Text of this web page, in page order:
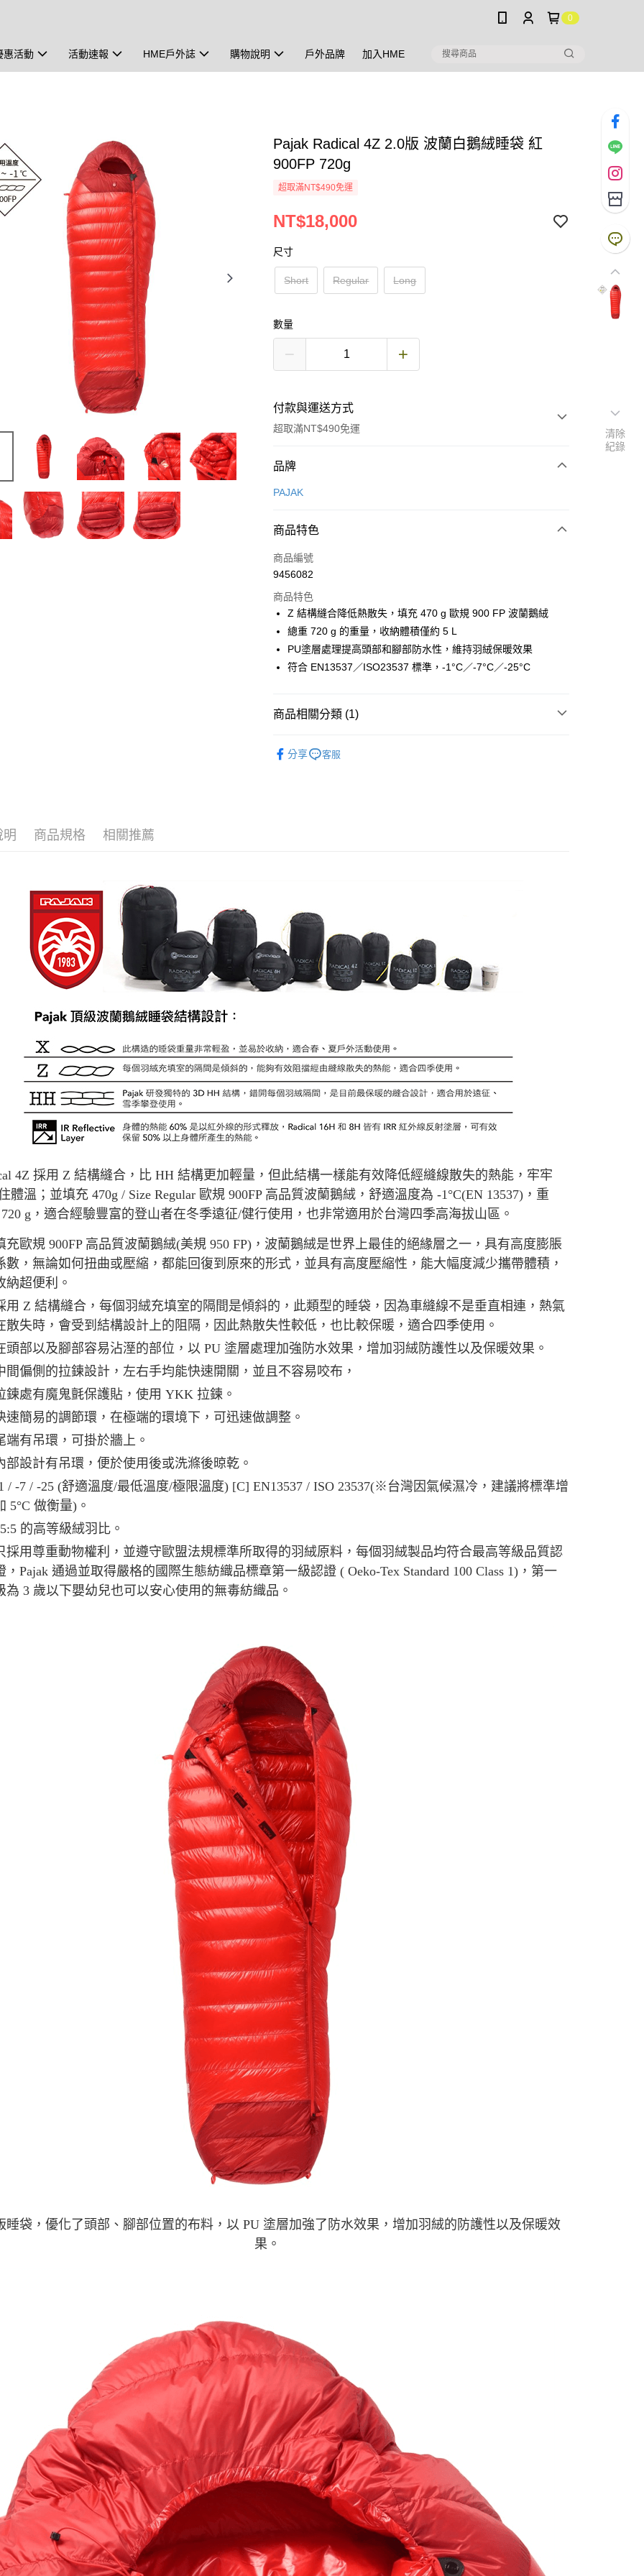
0
惠活動 活動速報 HME戶外誌 購物說明 戶外品牌 加入HME
Pajak Radical 4Z 2.0版 波蘭白鵝絨睡袋 紅
900FP 720g
超取滿NT$490免運
NT$18,000
尺寸
Short Regular Long
數量
付款與運送方式
超取滿NT$490免運
付款方式
信用卡一次付款
合作金庫商業銀行
華南商業銀行
上海商業儲蓄銀行
國泰世華商業銀行
兆豐國際商業銀行
臺灣中小企業銀行
台中商業銀行
匯豐（台灣）商業銀行
聯邦商業銀行
遠東國際商業銀行
元大商業銀行
永豐商業銀行
台灣樂天信用卡公司
超商取貨付款
LINE Pay
Apple Pay
ATM付款
全家取貨付款
每筆NT$80，滿NT$490(含以上)免運費
離島宅配
每筆NT$80，滿NT$490(含以上)免運費
品牌
PAJAK
商品特色
商品編號
9456082
商品特色
Z 結構縫合降低熱散失，填充 470 g 歐規 900 FP 波蘭鵝絨
總重 720 g 的重量，收納體積僅約 5 L
PU塗層處理提高頭部和腳部防水性，維持羽絨保暖效果
符合 EN13537／ISO23537 標準，-1°C／-7°C／-25°C
商品相關分類 (1)
分享
客服
明 商品規格 相關推薦
4Z 採用 Z 結構縫合，比 HH 結構更加輕量，但此結構一樣能有效降低經縫線散失的熱能，牢牢
體溫；並填充 470g / Size Regular 歐規 900FP 高品質波蘭鵝絨，舒適溫度為 -1°C(EN 13537)，重
g，適合經驗豐富的登山者在冬季遠征/健行使用，也非常適用於台灣四季高海拔山區。
充歐規 900FP 高品質波蘭鵝絨(美規 950 FP)，波蘭鵝絨是世界上最佳的絕緣層之一，具有高度膨脹
數，無論如何扭曲或壓縮，都能回復到原來的形式，並具有高度壓縮性，能大幅度減少攜帶體積，
納超便利。
用 Z 結構縫合，每個羽絨充填室的隔間是傾斜的，此類型的睡袋，因為車縫線不是垂直相連，熱氣
散失時，會受到結構設計上的阻隔，因此熱散失性較低，也比較保暖，適合四季使用。
頭部以及腳部容易沾溼的部位，以 PU 塗層處理加強防水效果，增加羽絨防護性以及保暖效果。
間偏側的拉鍊設計，左右手均能快速開關，並且不容易咬布，
鍊處有魔鬼氈保護貼，使用 YKK 拉鍊。
速簡易的調節環，在極端的環境下，可迅速做調整。
端有吊環，可掛於牆上。
部設計有吊環，便於使用後或洗滌後晾乾。
/ -7 / -25 (舒適溫度/最低溫度/極限溫度) [C] EN13537 / ISO 23537(※台灣因氣候濕冷，建議將標準增
5°C 做衡量)。
的高等級絨羽比。
採用尊重動物權利，並遵守歐盟法規標準所取得的羽絨原料，每個羽絨製品均符合最高等級品質認
，Pajak 通過並取得嚴格的國際生態紡織品標章第一級認證 ( Oeko-Tex Standard 100 Class 1)，第一
為 3 歲以下嬰幼兒也可以安心使用的無毒紡織品。
睡袋，優化了頭部、腳部位置的布料，以 PU 塗層加強了防水效果，增加羽絨的防護性以及保暖效
果。
清除
紀錄